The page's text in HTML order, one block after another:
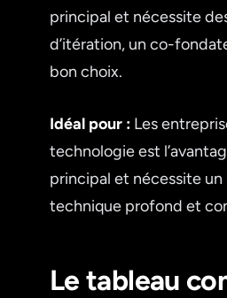
principal et nécessite
d’itération, un co-
bon choix.
Idéal pour : Les
technologie est
principal et nécessite un
technique profond et
Le tableau